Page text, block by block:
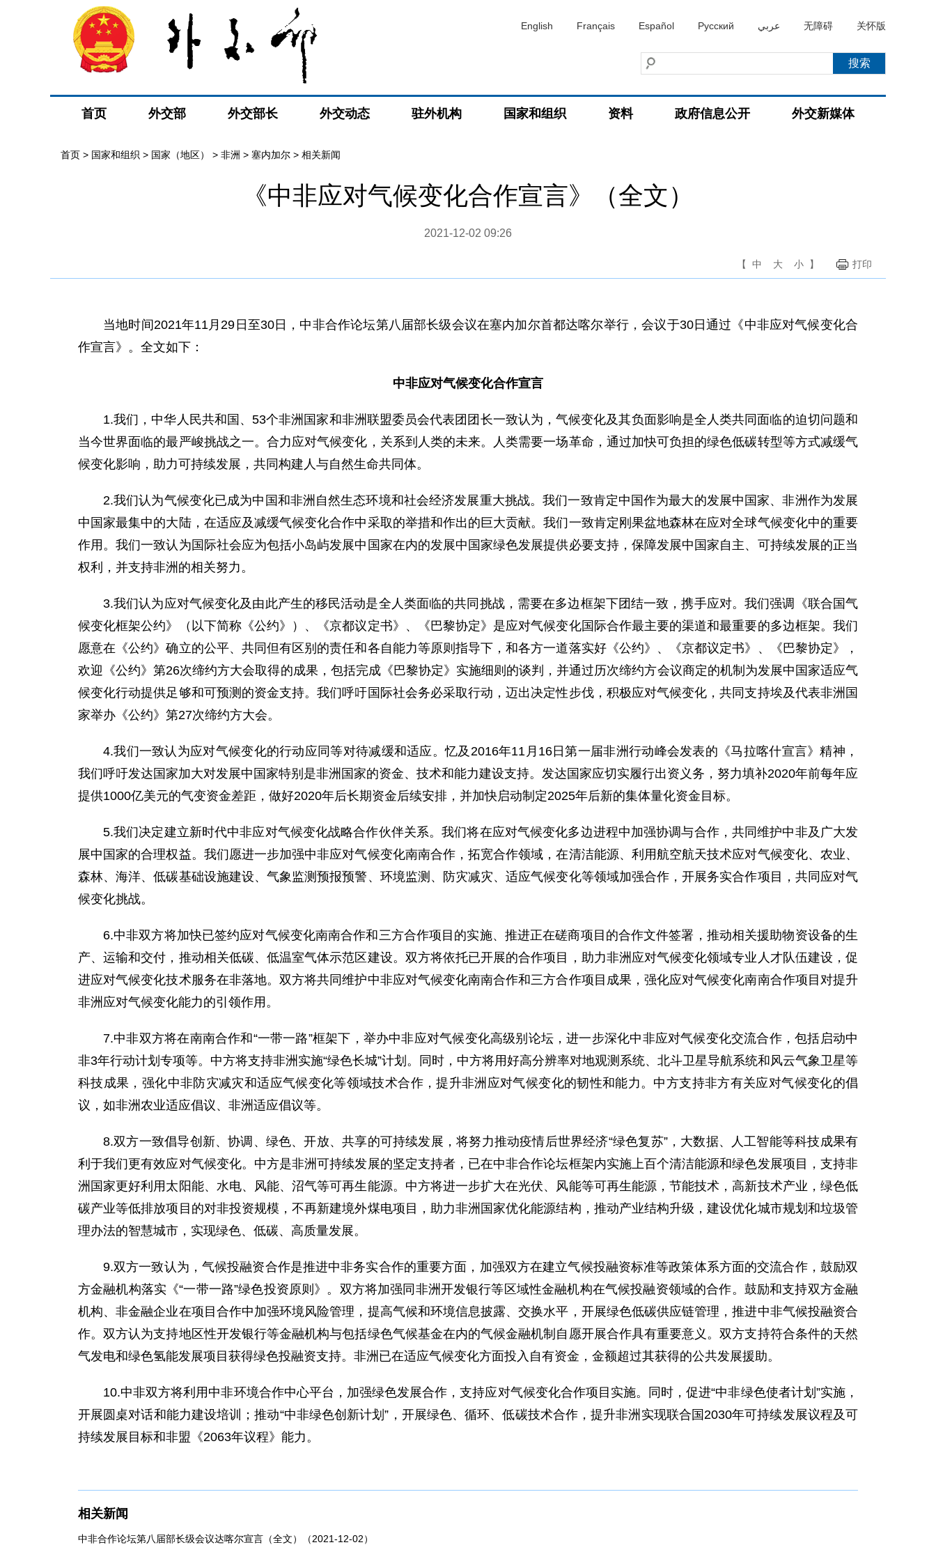
English Français Español Русский عربي 无障碍 关怀版
首页 外交部 外交部长 外交动态 驻外机构 国家和组织 资料 政府信息公开 外交新媒体
首页 > 国家和组织 > 国家（地区） > 非洲 > 塞内加尔 > 相关新闻
《中非应对气候变化合作宣言》（全文）
2021-12-02 09:26
【 中 大 小 】 打印
当地时间2021年11月29日至30日，中非合作论坛第八届部长级会议在塞内加尔首都达喀尔举行，会议于30日通过《中非应对气候变化合
作宣言》。全文如下：
中非应对气候变化合作宣言
1.我们，中华人民共和国、53个非洲国家和非洲联盟委员会代表团团长一致认为，气候变化及其负面影响是全人类共同面临的迫切问题和
当今世界面临的最严峻挑战之一。合力应对气候变化，关系到人类的未来。人类需要一场革命，通过加快可负担的绿色低碳转型等方式减缓气
候变化影响，助力可持续发展，共同构建人与自然生命共同体。
2.我们认为气候变化已成为中国和非洲自然生态环境和社会经济发展重大挑战。我们一致肯定中国作为最大的发展中国家、非洲作为发展
中国家最集中的大陆，在适应及减缓气候变化合作中采取的举措和作出的巨大贡献。我们一致肯定刚果盆地森林在应对全球气候变化中的重要
作用。我们一致认为国际社会应为包括小岛屿发展中国家在内的发展中国家绿色发展提供必要支持，保障发展中国家自主、可持续发展的正当
权利，并支持非洲的相关努力。
3.我们认为应对气候变化及由此产生的移民活动是全人类面临的共同挑战，需要在多边框架下团结一致，携手应对。我们强调《联合国气
候变化框架公约》（以下简称《公约》）、《京都议定书》、《巴黎协定》是应对气候变化国际合作最主要的渠道和最重要的多边框架。我们
愿意在《公约》确立的公平、共同但有区别的责任和各自能力等原则指导下，和各方一道落实好《公约》、《京都议定书》、《巴黎协定》，
欢迎《公约》第26次缔约方大会取得的成果，包括完成《巴黎协定》实施细则的谈判，并通过历次缔约方会议商定的机制为发展中国家适应气
候变化行动提供足够和可预测的资金支持。我们呼吁国际社会务必采取行动，迈出决定性步伐，积极应对气候变化，共同支持埃及代表非洲国
家举办《公约》第27次缔约方大会。
4.我们一致认为应对气候变化的行动应同等对待减缓和适应。忆及2016年11月16日第一届非洲行动峰会发表的《马拉喀什宣言》精神，
我们呼吁发达国家加大对发展中国家特别是非洲国家的资金、技术和能力建设支持。发达国家应切实履行出资义务，努力填补2020年前每年应
提供1000亿美元的气变资金差距，做好2020年后长期资金后续安排，并加快启动制定2025年后新的集体量化资金目标。
5.我们决定建立新时代中非应对气候变化战略合作伙伴关系。我们将在应对气候变化多边进程中加强协调与合作，共同维护中非及广大发
展中国家的合理权益。我们愿进一步加强中非应对气候变化南南合作，拓宽合作领域，在清洁能源、利用航空航天技术应对气候变化、农业、
森林、海洋、低碳基础设施建设、气象监测预报预警、环境监测、防灾减灾、适应气候变化等领域加强合作，开展务实合作项目，共同应对气
候变化挑战。
6.中非双方将加快已签约应对气候变化南南合作和三方合作项目的实施、推进正在磋商项目的合作文件签署，推动相关援助物资设备的生
产、运输和交付，推动相关低碳、低温室气体示范区建设。双方将依托已开展的合作项目，助力非洲应对气候变化领域专业人才队伍建设，促
进应对气候变化技术服务在非落地。双方将共同维护中非应对气候变化南南合作和三方合作项目成果，强化应对气候变化南南合作项目对提升
非洲应对气候变化能力的引领作用。
7.中非双方将在南南合作和“一带一路”框架下，举办中非应对气候变化高级别论坛，进一步深化中非应对气候变化交流合作，包括启动中
非3年行动计划专项等。中方将支持非洲实施“绿色长城”计划。同时，中方将用好高分辨率对地观测系统、北斗卫星导航系统和风云气象卫星等
科技成果，强化中非防灾减灾和适应气候变化等领域技术合作，提升非洲应对气候变化的韧性和能力。中方支持非方有关应对气候变化的倡
议，如非洲农业适应倡议、非洲适应倡议等。
8.双方一致倡导创新、协调、绿色、开放、共享的可持续发展，将努力推动疫情后世界经济“绿色复苏”，大数据、人工智能等科技成果有
利于我们更有效应对气候变化。中方是非洲可持续发展的坚定支持者，已在中非合作论坛框架内实施上百个清洁能源和绿色发展项目，支持非
洲国家更好利用太阳能、水电、风能、沼气等可再生能源。中方将进一步扩大在光伏、风能等可再生能源，节能技术，高新技术产业，绿色低
碳产业等低排放项目的对非投资规模，不再新建境外煤电项目，助力非洲国家优化能源结构，推动产业结构升级，建设优化城市规划和垃圾管
理办法的智慧城市，实现绿色、低碳、高质量发展。
9.双方一致认为，气候投融资合作是推进中非务实合作的重要方面，加强双方在建立气候投融资标准等政策体系方面的交流合作，鼓励双
方金融机构落实《“一带一路”绿色投资原则》。双方将加强同非洲开发银行等区域性金融机构在气候投融资领域的合作。鼓励和支持双方金融
机构、非金融企业在项目合作中加强环境风险管理，提高气候和环境信息披露、交换水平，开展绿色低碳供应链管理，推进中非气候投融资合
作。双方认为支持地区性开发银行等金融机构与包括绿色气候基金在内的气候金融机制自愿开展合作具有重要意义。双方支持符合条件的天然
气发电和绿色氢能发展项目获得绿色投融资支持。非洲已在适应气候变化方面投入自有资金，金额超过其获得的公共发展援助。
10.中非双方将利用中非环境合作中心平台，加强绿色发展合作，支持应对气候变化合作项目实施。同时，促进“中非绿色使者计划”实施，
开展圆桌对话和能力建设培训；推动“中非绿色创新计划”，开展绿色、循环、低碳技术合作，提升非洲实现联合国2030年可持续发展议程及可
持续发展目标和非盟《2063年议程》能力。
相关新闻
中非合作论坛第八届部长级会议达喀尔宣言（全文）（2021-12-02）